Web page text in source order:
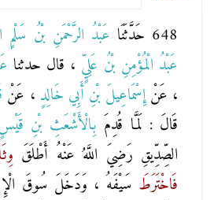
648 حَدَّثَنَا عَبْدُ الرَّحْمَنِ بْنُ سَلْمٍ
عَبْدُ الْمُؤْمِنِ بْنُ عَلِيٍّ ، قال حدثنا
، عَنْإِسْمَاعِيلَ بْنِ أَبِي خَالِدٍ ، عَنْ
قَالَ : لَمَّا قُدِمَ بِالْأَشْعَثِ بْنِ
الصِّدِّيقِ رَضِيَ اللَّهُ عَنْهُ أَطْلَقَ
فَاخْتَرَطَ سَيْفَهُ ، وَدَخَلَ سُوقَ